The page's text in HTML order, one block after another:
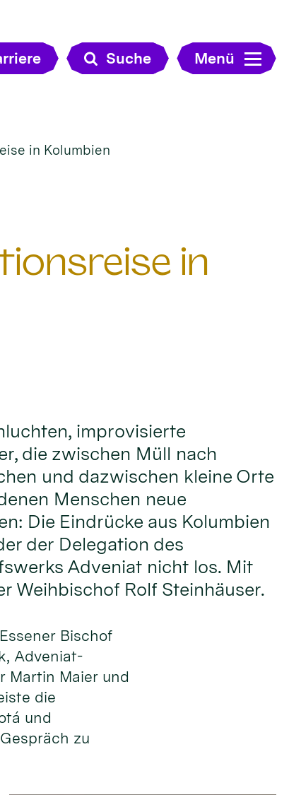
Suche Menü
in Kolumbien
in
improvisierte
die zwischen Müll nach
und dazwischen kleine Orte
Menschen neue
Die Eindrücke aus Kolumbien
der Delegation des
Adveniat nicht los. Mit
Weihbischof Rolf Steinhäuser.
Bischof
Adveniat-
Martin Maier und
die
und
zu